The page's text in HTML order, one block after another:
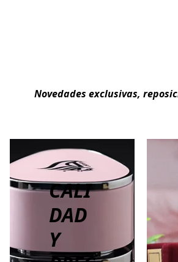
Novedades exclusivas,
CALI
DAD
Y